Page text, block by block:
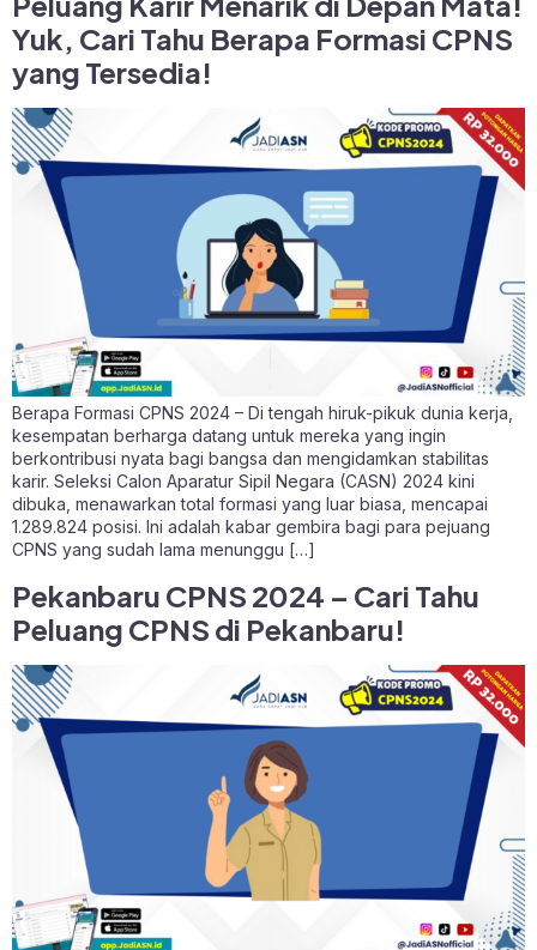
Yuk, Cari Tahu Berapa Formasi CPNS
yang Tersedia!
Berapa Formasi CPNS 2024 – Di tengah hiruk-pikuk dunia kerja,
kesempatan berharga datang untuk mereka yang ingin
berkontribusi nyata bagi bangsa dan mengidamkan stabilitas
karir. Seleksi Calon Aparatur Sipil Negara (CASN) 2024 kini
dibuka, menawarkan total formasi yang luar biasa, mencapai
1.289.824 posisi. Ini adalah kabar gembira bagi para pejuang
CPNS yang sudah lama menunggu […]
Pekanbaru CPNS 2024 – Cari Tahu
Peluang CPNS di Pekanbaru!